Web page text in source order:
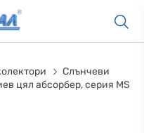
Слънчеви
цял абсорбер, серия MS